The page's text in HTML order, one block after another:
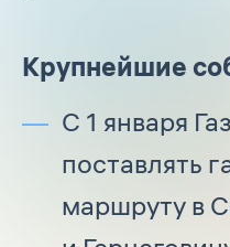
Крупнейшие
С 1 января
поставлять
маршруту в